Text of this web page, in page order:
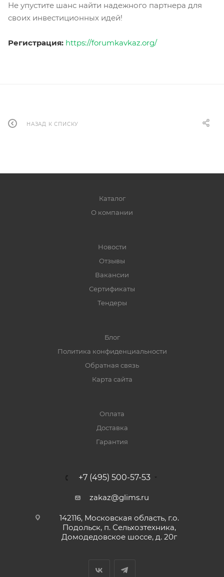
Не упустите шанс найти надежного партнера для
своих инвестиционных идей!
Регистрация: https://forumkavkaz.org/
НАЗАД К СПИСКУ
Каталог
О компании
Новости
Отзывы
Вакансии
Сертификаты
Тендеры
Блог
Политика конфиденциальности
Обратная связь
Карта сайта
Оплата
Доставка
Гарантия
+7 (495) 500-57-53
zakaz@glims.ru
142116, Московская область, г.о.
Подольск, п. Сельхозтехника,
Домодедовское шоссе, д. 20г